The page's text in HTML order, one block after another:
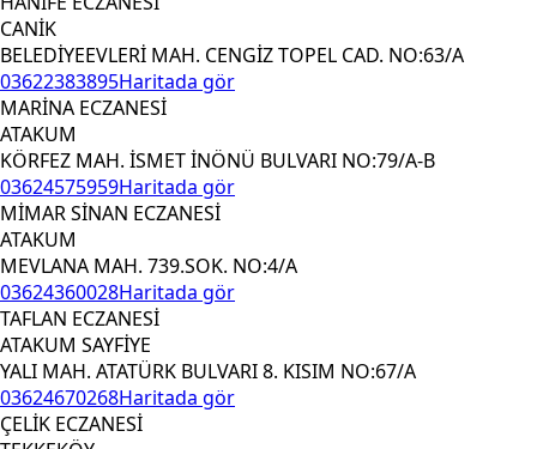
CANİK
BELEDİYEEVLERİ MAH. CENGİZ TOPEL CAD. NO:63/A
03622383895Haritada gör
MARİNA ECZANESİ
ATAKUM
KÖRFEZ MAH. İSMET İNÖNÜ BULVARI NO:79/A-B
03624575959Haritada gör
MİMAR SİNAN ECZANESİ
ATAKUM
MEVLANA MAH. 739.SOK. NO:4/A
03624360028Haritada gör
TAFLAN ECZANESİ
ATAKUM SAYFİYE
YALI MAH. ATATÜRK BULVARI 8. KISIM NO:67/A
03624670268Haritada gör
ÇELİK ECZANESİ